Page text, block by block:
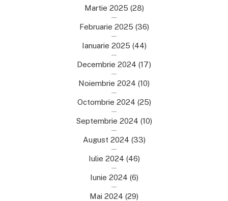
Martie 2025 (28)
Februarie 2025 (36)
Ianuarie 2025 (44)
Decembrie 2024 (17)
Noiembrie 2024 (10)
Octombrie 2024 (25)
Septembrie 2024 (10)
August 2024 (33)
Iulie 2024 (46)
Iunie 2024 (6)
Mai 2024 (29)